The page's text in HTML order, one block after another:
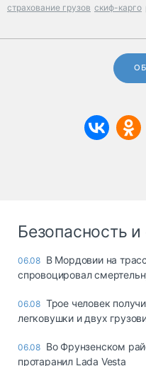
страхование грузов скиф-карго
Безопасность
06.08 В Мордовии на
спровоцировал
06.08 Трое человек
легковушки и двух
06.08 Во Фрунзенском
протаранил Lada Vesta